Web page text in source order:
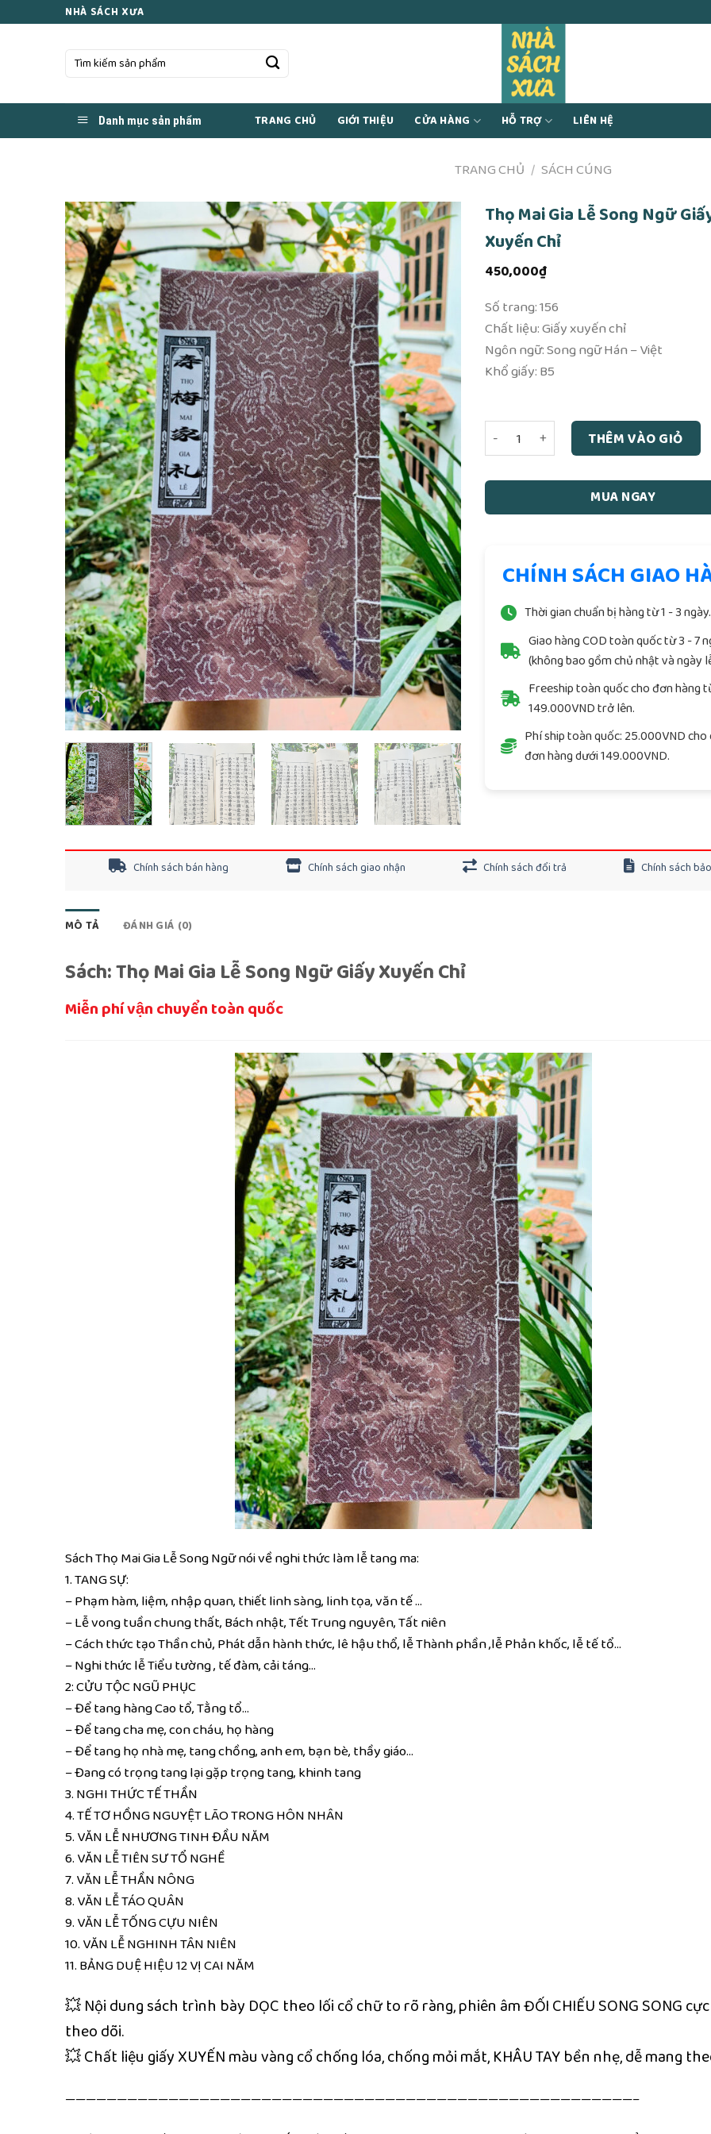
NHÀ SÁCH XƯA
Tìm
Danh mục sản phẩm TRANG CHỦ GIỚI THIỆU CỬA HÀNG HỖ TRỢ LIÊN HỆ
TRANG CHỦ / SÁCH CÚNG
Thọ Mai Gia Lễ Song Ngữ
Xuyến Chỉ
450,000₫
Số trang: 156
Chất liệu: Giấy xuyến chỉ
Ngôn ngữ: Song ngữ Hán – Việt
Khổ giấy: B5
Thọ Mai Gia Lễ Song Ngữ Giấy Xuyến Chỉ
THÊM VÀO GIỎ
MUA NGAY
CHÍNH SÁCH GIAO
Thời gian chuẩn bị hàng từ 1 - 3 ngày.
Giao hàng COD toàn quốc từ 3 - 7
(không bao gồm chủ nhật và ngày
Freeship toàn quốc cho đơn hàng
149.000VND trở lên.
Phí ship toàn quốc: 25.000VND cho
đơn hàng dưới 149.000VND.
Chính sách bán hàng Chính sách giao nhận Chính sách đổi trả Chính sách
MÔ TẢ ĐÁNH GIÁ (0)
Sách: Thọ Mai Gia Lễ Song Ngữ Giấy Xuyến Chỉ
Miễn phí vận chuyển toàn quốc
Sách Thọ Mai Gia Lễ Song Ngữ nói về nghi thức làm lễ tang ma:
1. TANG SỰ:
– Phạm hàm, liệm, nhập quan, thiết linh sàng, linh tọa, văn tế …
– Lễ vong tuần chung thất, Bách nhật, Tết Trung nguyên, Tất niên
– Cách thức tạo Thần chủ, Phát dẫn hành thức, lê hậu thổ, lễ Thành phần ,lễ Phản khốc, lễ tế tổ…
– Nghi thức lễ Tiểu tường , tế đàm, cải táng…
2: CỬU TỘC NGŨ PHỤC
– Để tang hàng Cao tổ, Tằng tổ…
– Để tang cha mẹ, con cháu, họ hàng
– Để tang họ nhà mẹ, tang chồng, anh em, bạn bè, thầy giáo…
– Đang có trọng tang lại gặp trọng tang, khinh tang
3. NGHI THỨC TẾ THẦN
4. TẾ TƠ HỒNG NGUYỆT LÃO TRONG HÔN NHÂN
5. VĂN LỄ NHƯƠNG TINH ĐẦU NĂM
6. VĂN LỄ TIÊN SƯ TỔ NGHỀ
7. VĂN LỄ THẦN NÔNG
8. VĂN LỄ TÁO QUÂN
9. VĂN LỄ TỐNG CỰU NIÊN
10. VĂN LỄ NGHINH TÂN NIÊN
11. BẢNG DUỆ HIỆU 12 VỊ CAI NĂM
💥 Nội dung sách trình bày DỌC theo lối cổ chữ to rõ ràng, phiên âm ĐỐI CHIẾU SONG SONG
theo dõi.
💥 Chất liệu giấy XUYẾN màu vàng cổ chống lóa, chống mỏi mắt, KHÂU TAY bền nhẹ, dễ mang
———————————————————————————————————————————————————————–